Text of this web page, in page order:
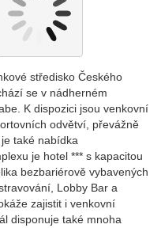
středisko Českého
se v nádherném
K dispozici jsou venkovní
odvětví, převážně
také nabídka
je hotel *** s kapacitou
bezbariérově vybavených
Lobby Bar a
zajistit i venkovní
disponuje také mnoha